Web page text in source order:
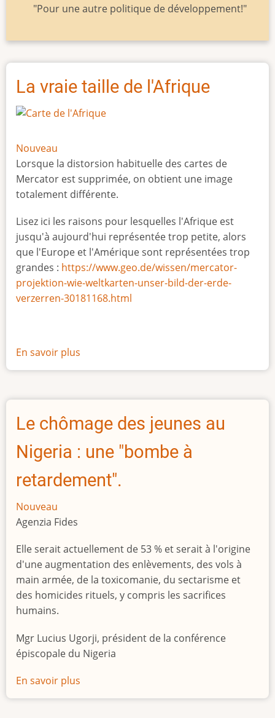
"Pour une autre politique de développement!"
La vraie taille de l'Afrique
Nouveau
Lorsque la distorsion habituelle des cartes de
Mercator est supprimée, on obtient une image
totalement différente.
Lisez ici les raisons pour lesquelles l'Afrique est
jusqu'à aujourd'hui représentée trop petite, alors
que l'Europe et l'Amérique sont représentées trop
grandes : https://www.geo.de/wissen/mercator-
projektion-wie-weltkarten-unser-bild-der-erde-
verzerren-30181168.html
En savoir plus
La
taille
l'Afrique
Le chômage des jeunes au
Nigeria : une "bombe à
retardement".
Nouveau
Agenzia Fides
Elle serait actuellement de 53 % et serait à l'origine
d'une augmentation des enlèvements, des vols à
main armée, de la toxicomanie, du sectarisme et
des homicides rituels, y compris les sacrifices
humains.
Mgr Lucius Ugorji, président de la conférence
épiscopale du Nigeria
En savoir plus
Le